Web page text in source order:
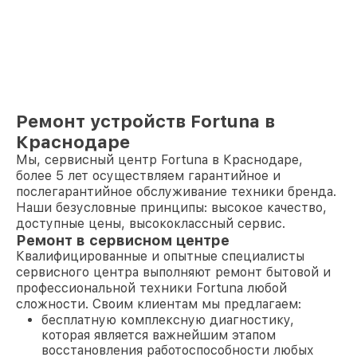
Ремонт устройств Fortuna в
Краснодаре
Мы, сервисный центр Fortuna в Краснодаре,
более 5 лет осуществляем гарантийное и
послегарантийное обслуживание техники бренда.
Наши безусловные принципы: высокое качество,
доступные цены, высококлассный сервис.
Ремонт в сервисном центре
Квалифицированные и опытные специалисты
сервисного центра выполняют ремонт бытовой и
профессиональной техники Fortuna любой
сложности. Своим клиентам мы предлагаем:
бесплатную комплексную диагностику,
которая является важнейшим этапом
восстановления работоспособности любых